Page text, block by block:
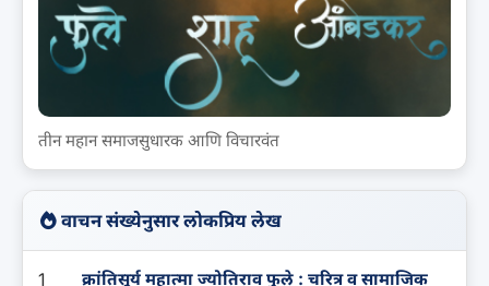
तीन महान समाजसुधारक आणि विचारवंत
वाचन संख्येनुसार लोकप्रिय लेख
1
क्रांतिसूर्य महात्मा ज्योतिराव फुले : चरित्र व सामाजिक